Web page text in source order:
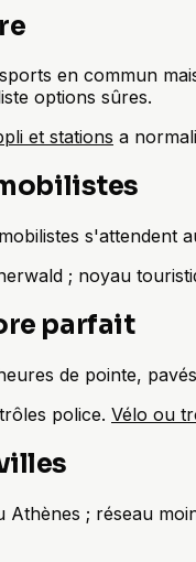
en commun
options sûres.
et stations a
; noyau
parfait
de pointe,
police. Vélo ou
Athènes ; réseau